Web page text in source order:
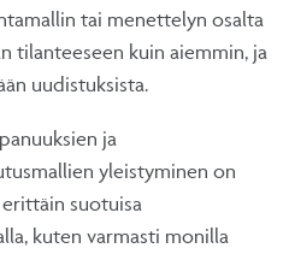
tai menettelyn osalta
tilanteeseen kuin aiemmin, ja
uudistuksista.
ja
yleistyminen on
suotuisa
kuten varmasti monilla